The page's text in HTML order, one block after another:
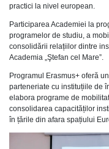
practici la nivel european.
Participarea Academiei la
programelor de studiu, a
consolidării relațiilor dintre
Academia „Ştefan cel Mare”.
Programul Erasmus+ oferă
parteneriate cu instituțiile de
elabora programe de
consolidarea capacităților
în țările din afara spațiului